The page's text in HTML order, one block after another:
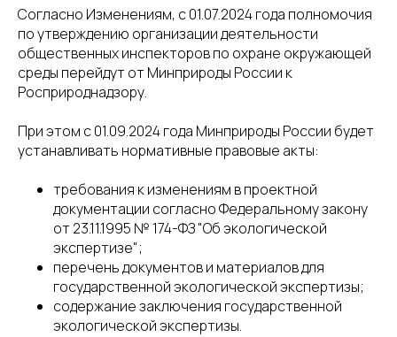
Согласно Изменениям, с 01.07.2024 года полномочия
по утверждению организации деятельности
общественных инспекторов по охране окружающей
среды перейдут от Минприроды России к
Росприроднадзору.
При этом с 01.09.2024 года Минприроды России будет
устанавливать нормативные правовые акты:
требования к изменениям в проектной
документации согласно Федеральному закону
от 23.11.1995 № 174-ФЗ "Об экологической
экспертизе";
перечень документов и материалов для
государственной экологической экспертизы;
содержание заключения государственной
экологической экспертизы.